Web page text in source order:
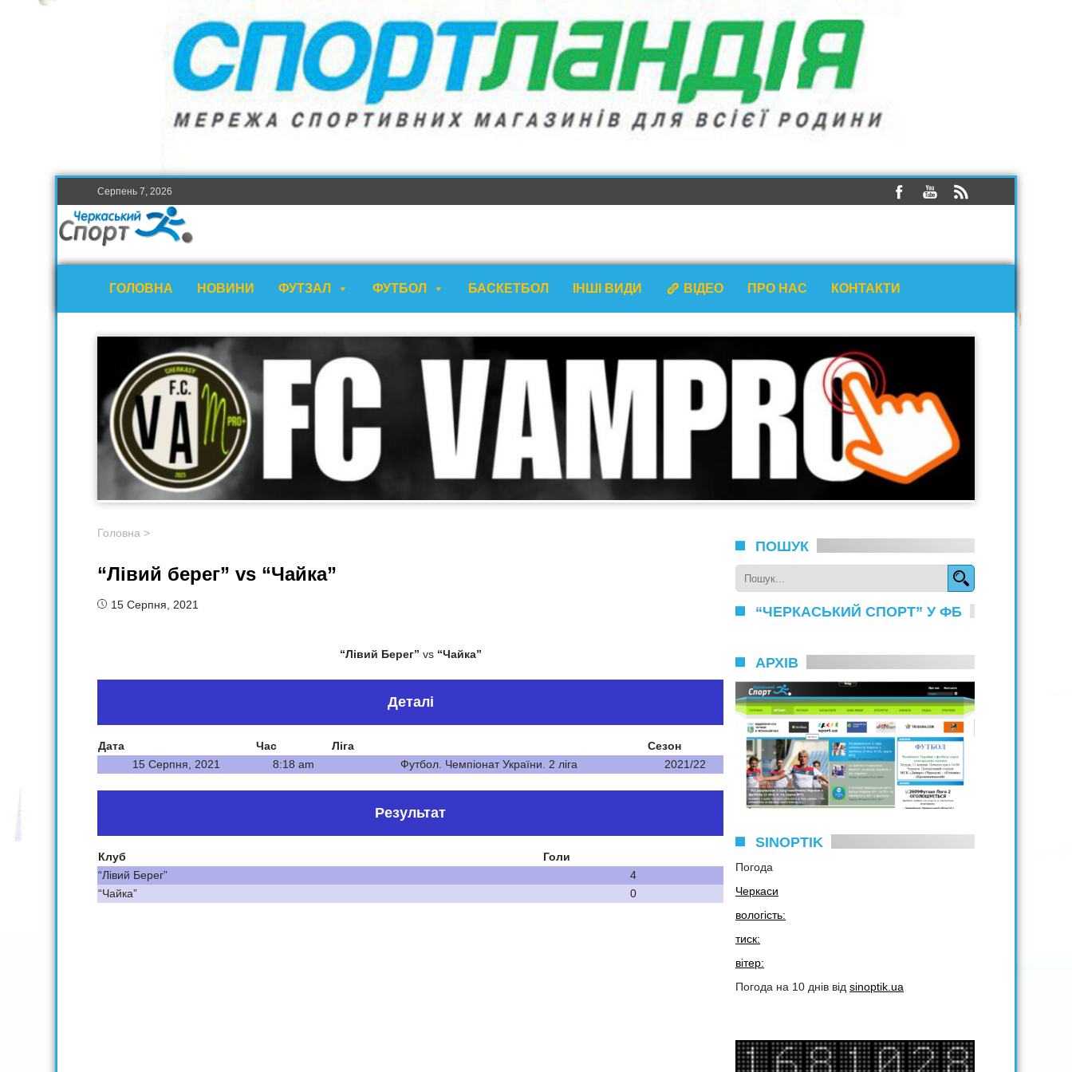
Серпень 7, 2026
ГОЛОВНА НОВИНИ ФУТЗАЛ ФУТБОЛ БАСКЕТБОЛ ІНШІ ВИДИ ВІДЕО ПРО НАС КОНТАКТИ
Головна >
“Лівий берег” vs “Чайка”
15 Серпня, 2021
“Лівий Берег” vs “Чайка”
Деталі
Дата Час Ліга
Сезон
15 Серпня, 2021
8:18 am Футбол. Чемпіонат України. 2 ліга 2021/22
Результат
Клуб
Голи
“Лівий Берег”
4
“Чайка”
0
ПОШУК
“ЧЕРКАСЬКИЙ СПОРТ” У ФБ
АРХІВ
SINOPTIK
Погода
Черкаси
вологість:
тиск:
вітер:
Погода на 10 днів від sinoptik.ua